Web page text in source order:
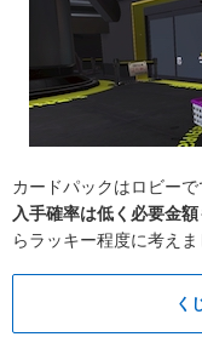
カードパックはロビー
入手確率は低く必要金
らラッキー程度に考えま
く